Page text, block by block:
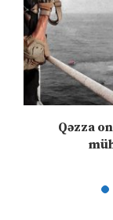
Qəzza